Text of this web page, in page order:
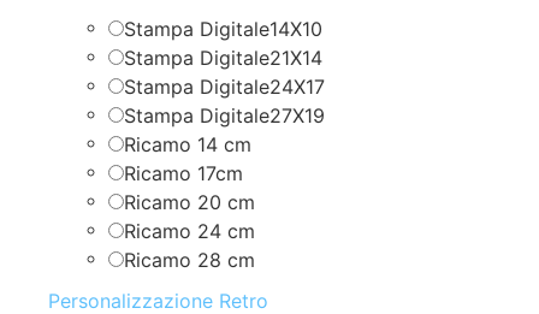
Stampa Digitale14X10
Stampa Digitale21X14
Stampa Digitale24X17
Stampa Digitale27X19
Ricamo 14 cm
Ricamo 17cm
Ricamo 20 cm
Ricamo 24 cm
Ricamo 28 cm
Personalizzazione Retro